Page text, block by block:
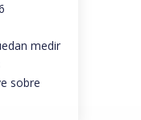
medir
sobre